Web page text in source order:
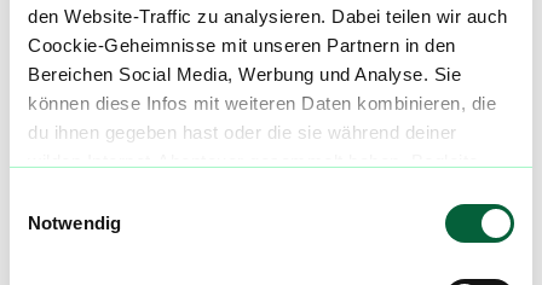
den Website-Traffic zu analysieren. Dabei teilen wir auch
Coockie-Geheimnisse mit unseren Partnern in den
Bereichen Social Media, Werbung und Analyse. Sie
können diese Infos mit weiteren Daten kombinieren, die
du ihnen gegeben hast oder die sie während deiner
Notwendig